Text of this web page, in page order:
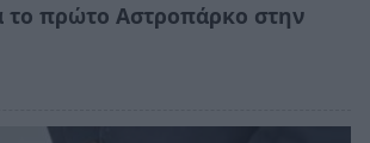
το πρώτο Αστροπάρκο στην